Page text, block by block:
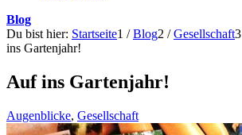
Blog
Du bist hier: Startseite1 / Blog2 / Gesellschaft3
ins Gartenjahr!
Auf ins Gartenjahr!
Augenblicke, Gesellschaft